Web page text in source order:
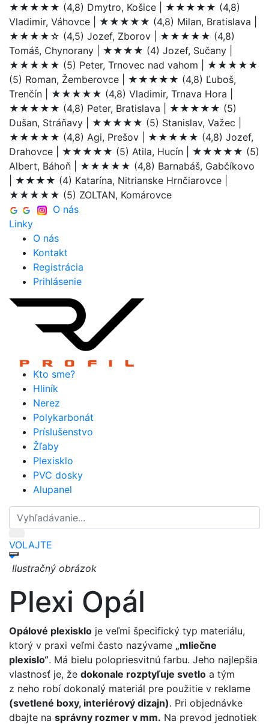
★★★★★ (4,8) Dmytro, Košice | ★★★★★ (4,8)
Vladimir, Váhovce | ★★★★★ (4,8) Milan, Bratislava |
★★★★☆ (4,5) Jozef, Zborov | ★★★★★ (4,8)
Tomáš, Chynorany | ★★★★ (4) Jozef, Sučany |
★★★★★ (5) Peter, Trnovec nad vahom | ★★★★★
(5) Roman, Žemberovce | ★★★★★ (4,8) Ľuboš,
Trenčín | ★★★★★ (4,8) Vladimir, Trnava Hora |
★★★★★ (4,8) Peter, Bratislava | ★★★★★ (5)
Dušan, Stráňavy | ★★★★★ (5) Stanislav, Važec |
★★★★★ (4,8) Agi, Prešov | ★★★★★ (4,8) Jozef,
Drahovce | ★★★★★ (5) Atila, Hucín | ★★★★★ (5)
Albert, Báhoň | ★★★★★ (4,8) Barnabáš, Gabčíkovo
★★★★ (4) Katarína, Nitrianske Hrnčiarovce |
★★★★★ (5) ZOLTAN, Komárovce
O nás
Linky
O nás
Kontakt
Registrácia
Prihlásenie
Kto sme?
Hliník
Nerez
Polykarbonát
Príslušenstvo
Žľaby
Plexisklo
PVC dosky
Alupanel
VOLAJTE
Ilustračný obrázok
Plexi Opál
Opálové plexisklo je veľmi špecifický typ materiálu,
ktorý v praxi veľmi často nazývame „mliečne
plexislo“. Má bielu polopriesvitnú farbu. Jeho najlepšia
vlastnosť je, že dokonale rozptyľuje svetlo a tým
z neho robí dokonalý materiál pre použitie v reklame
(svetlené boxy, interiérový dizajn). Pri objednávke
dbajte na správny rozmer v mm. Na prevod jednotiek